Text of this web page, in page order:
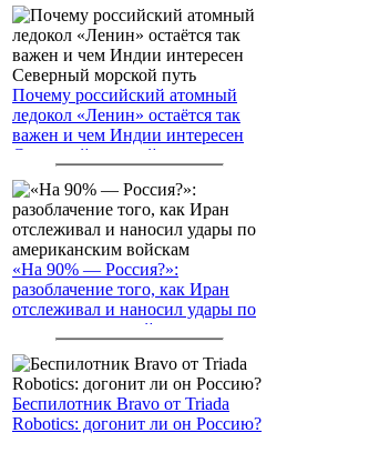
Почему российский атомный
ледокол «Ленин» остаётся так
важен и чем Индии интересен
Северный морской путь
«На 90% — Россия?»:
разоблачение того, как Иран
отслеживал и наносил удары по
американским войскам
Беспилотник Bravo от Triada
Robotics: догонит ли он Россию?